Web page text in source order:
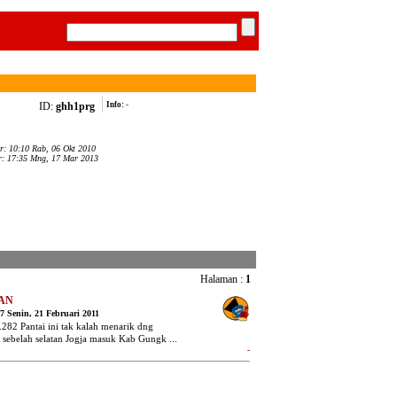
ID: ghh1prg
10:10 Rab, 06 Okt 2010
17:35 Mng, 17 Mar 2013
Info: -